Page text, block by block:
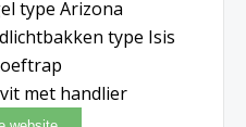
type Arizona
type Isis
met handlier